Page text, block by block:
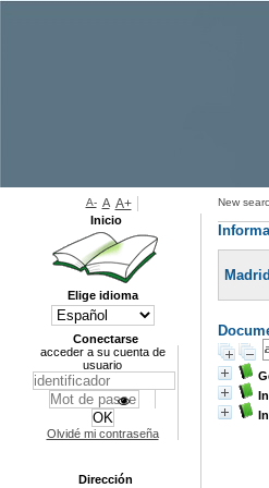
New
A- A A+
Inicio
Elige idioma
Conectarse
acceder a su cuenta de
usuario
Olvidé mi contraseña
Dirección